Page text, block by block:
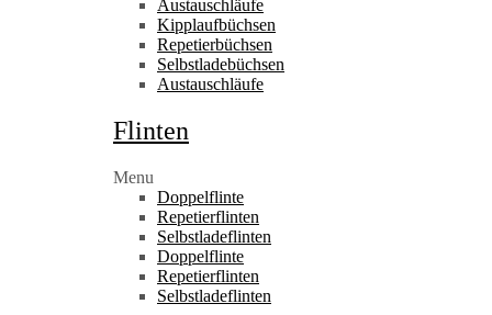
Austauschläufe
Kipplaufbüchsen
Repetierbüchsen
Selbstladebüchsen
Austauschläufe
Flinten
Menu
Doppelflinte
Repetierflinten
Selbstladeflinten
Doppelflinte
Repetierflinten
Selbstladeflinten